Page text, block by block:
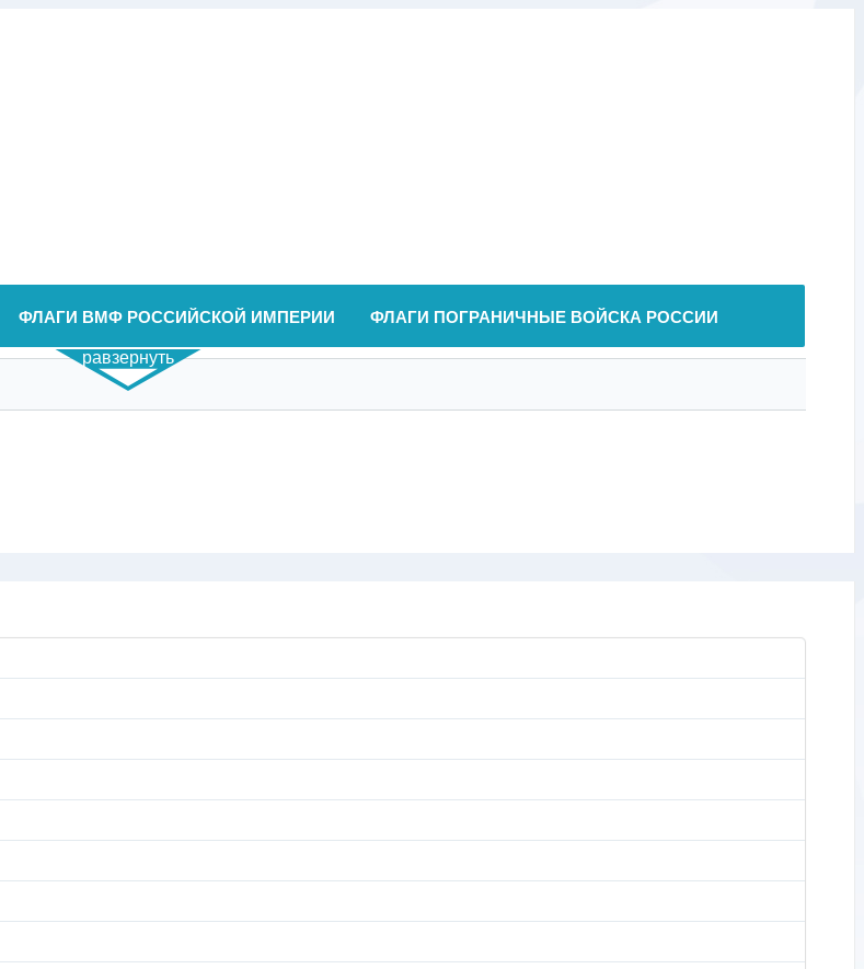
ФЛАГИ ВМФ РОССИЙСКОЙ ИМПЕРИИ ФЛАГИ ПОГРАНИЧНЫЕ ВОЙСКА РОССИИ
равзернуть